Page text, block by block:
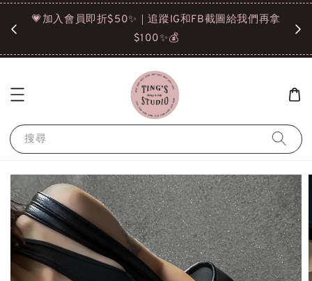
選
💗加入會員即折$50✨｜追蹤IG和FB截圖給我們再拿
$100✨💰
搜尋